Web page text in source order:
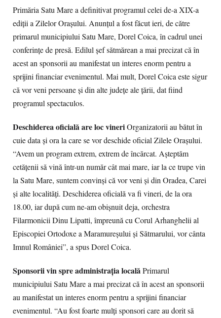
Primăria Satu Mare a definitivat programul celei de-a XIX-a
ediţii a Zilelor Oraşului. Anunţul a fost făcut ieri, de către
primarul municipiului Satu Mare, Dorel Coica, în cadrul unei
conferinţe de presă. Edilul şef sătmărean a mai precizat că în
acest an sponsorii au manifestat un interes enorm pentru a
sprijini financiar evenimentul. Mai mult, Dorel Coica este sigur
că vor veni persoane şi din alte judeţe ale ţării, dat fiind
programul spectaculos.
Deschiderea oficială are loc vineriOrganizatorii au bătut în
cuie data şi ora la care se vor deschide oficial Zilele Oraşului.
“Avem un program extrem, extrem de încărcat. Aşteptăm
cetăţenii să vină într-un număr cât mai mare, iar la ce trupe vin
la Satu Mare, suntem convinşi că vor veni şi din Oradea, Carei
şi alte localităţi. Deschiderea oficială va fi vineri, de la ora
18.00, iar după cum ne-am obişnuit deja, orchestra
Filarmonicii Dinu Lipatti, împreună cu Corul Arhanghelii al
Episcopiei Ortodoxe a Maramureşului şi Sătmarului, vor cânta
Imnul României”, a spus Dorel Coica.
Sponsorii vin spre administraţia localăPrimarul
municipiului Satu Mare a mai precizat că în acest an sponsorii
au manifestat un interes enorm pentru a sprijini financiar
evenimentul. “Au fost foarte mulţi sponsori care au dorit să